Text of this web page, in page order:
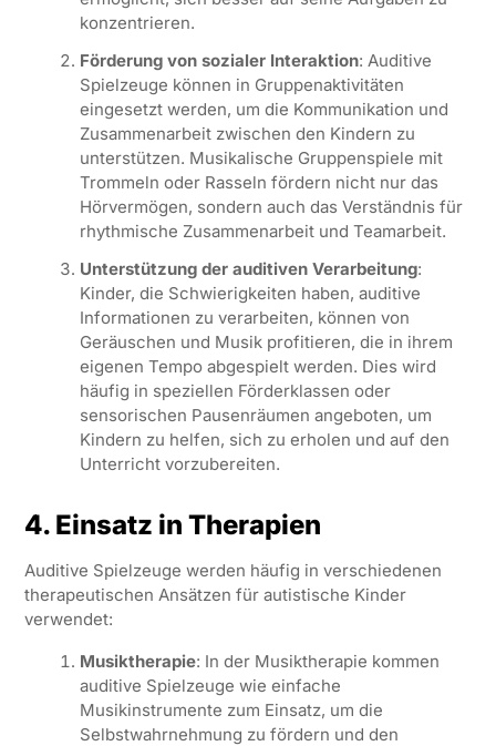
konzentrieren.
Förderung von sozialer Interaktion: Auditive
Spielzeuge können in Gruppenaktivitäten
eingesetzt werden, um die Kommunikation und
Zusammenarbeit zwischen den Kindern zu
unterstützen. Musikalische Gruppenspiele mit
Trommeln oder Rasseln fördern nicht nur das
Hörvermögen, sondern auch das Verständnis für
rhythmische Zusammenarbeit und Teamarbeit.
Unterstützung der auditiven Verarbeitung:
Kinder, die Schwierigkeiten haben, auditive
Informationen zu verarbeiten, können von
Geräuschen und Musik profitieren, die in ihrem
eigenen Tempo abgespielt werden. Dies wird
häufig in speziellen Förderklassen oder
sensorischen Pausenräumen angeboten, um
Kindern zu helfen, sich zu erholen und auf den
Unterricht vorzubereiten.
4. Einsatz in Therapien
Auditive Spielzeuge werden häufig in verschiedenen
therapeutischen Ansätzen für autistische Kinder
verwendet:
Musiktherapie: In der Musiktherapie kommen
auditive Spielzeuge wie einfache
Musikinstrumente zum Einsatz, um die
Selbstwahrnehmung zu fördern und den